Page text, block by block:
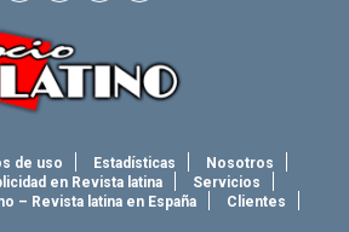
de uso Estadísticas
Nosotros
en Revista latina
Servicios
– Revista latina en España
Clientes